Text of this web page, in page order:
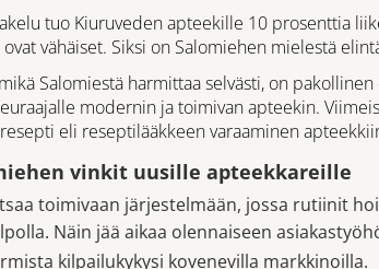
tuo Kiuruveden apteekille 10 prosenttia
vähäiset. Siksi on Salomiehen mielestä
Salomiestä harmittaa selvästi, on
modernin ja toimivan apteekin.
eli reseptilääkkeen varaaminen
vinkit uusille apteekkareille
toimivaan järjestelmään, jossa rutiinit
Näin jää aikaa olennaiseen
kilpailukykysi kovenevilla markkinoilla.